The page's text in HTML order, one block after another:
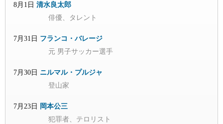
8月1日 清水良太郎
俳優、タレント
7月31日 フランコ・バレージ
元 男子サッカー選手
7月30日 ニルマル・プルジャ
登山家
7月23日 岡本公三
犯罪者、テロリスト